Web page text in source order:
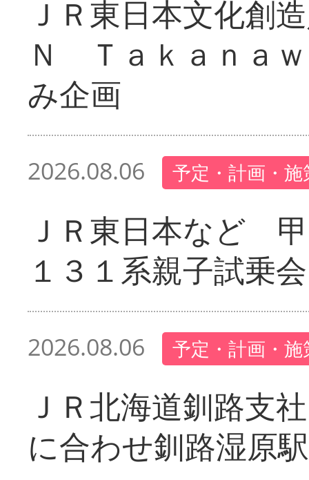
ＪＲ東日本文化創
Ｎ Ｔａｋａｎａ
み企画
2026.08.06 予定・計画・施
ＪＲ東日本など
１３１系親子試乗会
2026.08.06 予定・計画・施
ＪＲ北海道釧路支
に合わせ釧路湿原